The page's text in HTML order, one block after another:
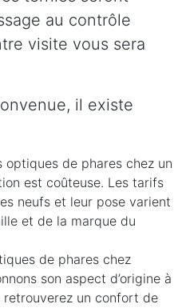
au contrôle
visite vous sera
il existe
optiques de phares chez un
est coûteuse. Les tarifs
neufs et leur pose varient
et de la marque du
de phares chez
son aspect d’origine à
un confort de